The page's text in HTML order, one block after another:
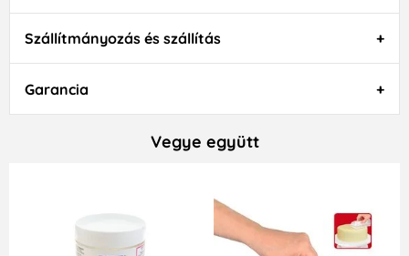
Szállítmányozás és szállítás
Garancia
Vegye együtt